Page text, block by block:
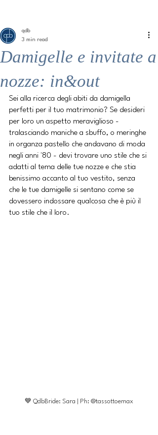
Damigelle e invitate a
nozze: in&out
qdb
3 min read
Sei alla ricerca degli abiti da damigella
perfetti per il tuo matrimonio? Se desideri
per loro un aspetto meraviglioso -
tralasciando maniche a sbuffo, o meringhe
in organza pastello che andavano di moda
negli anni '80 - devi trovare uno stile che si
adatti al tema delle tue nozze e che stia
benissimo accanto al tuo vestito, senza
che le tue damigelle si sentano come se
dovessero indossare qualcosa che è più il
tuo stile che il loro.
💙 QdbBride: Sara | Ph: @tassottoemax